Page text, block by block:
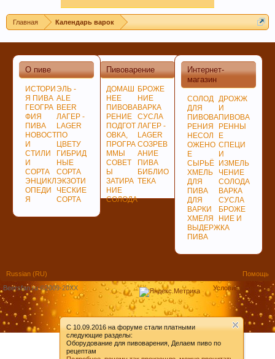
Этот сайт использует файлы cookie. Продолжая
Узнать больше.
C 10.09.2016 на форуме стали платными
следующие разделы:
Оборудование для пивоварения, Делаем пиво по
рецептам
Главная Календарь варок
Интернет-
магазин
СОЛОД
ДЛЯ
ПИВОВА
РЕНИЯ
НЕСОЛ
ОЖЕНО
Е
СЫРЬЁ
ХМЕЛЬ
ДЛЯ
ПИВА
ДЛЯ
ВАРКИ
ХМЕЛЯ
ДРОЖЖ
И
ПИВОВА
РЕННЫ
Е
СПЕЦИ
И
ИЗМЕЛЬ
ЧЕНИЕ
СОЛОДА
ВАРКА
СУСЛА
БРОЖЕ
НИЕ И
ВЫДЕРЖКА
ПИВА
О пиве
ИСТОРИ
Я ПИВА
ГЕОГРА
ФИЯ
ПИВА
НОВОСТ
И
СТИЛИ
И
СОРТА
ЭНЦИКЛ
ОПЕДИ
Я
ЭЛЬ -
ALE
BEER
ЛАГЕР -
LAGER
ПО
ЦВЕТУ
ГИБРИД
НЫЕ
СОРТА
ЭКЗОТИ
ЧЕСКИЕ
СОРТА
Пивоварение
ДОМАШ
НЕЕ
ПИВОВА
РЕНИЕ
ПОДГОТ
ОВКА,
ПРОГРА
ММЫ
СОВЕТ
Ы
ЗАТИРА
НИЕ
СОЛОДА
БРОЖЕ
НИЕ
ВАРКА
СУСЛА
ЛАГЕР -
LAGER
СОЗРЕВ
АНИЕ
ПИВА
БИБЛИО
ТЕКА
Russian (RU)
Помощь
Условия и правила
Beersfan.ru ©2009-20ХХ